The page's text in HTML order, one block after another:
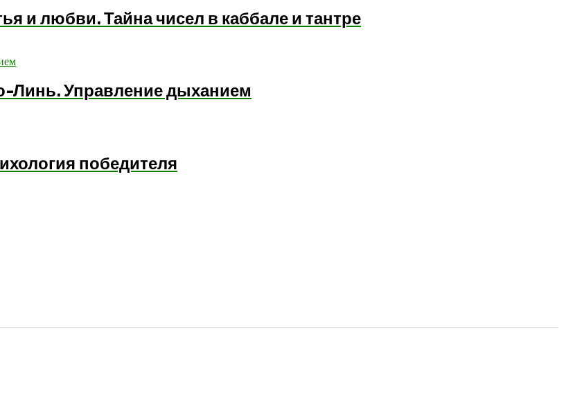
и любви. Тайна чисел в каббале и тантре
Управление дыханием
победителя